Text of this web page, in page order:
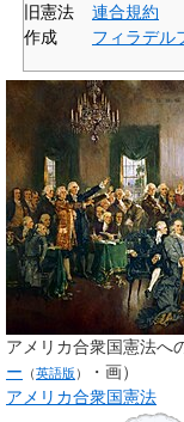
旧憲法
連合規約
作成
フィラデル
アメリカ合衆国憲法へ
ー （英語版 ）
・画）
アメリカ合衆国憲法